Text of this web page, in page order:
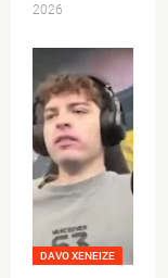
2026
DAVO XENEIZE